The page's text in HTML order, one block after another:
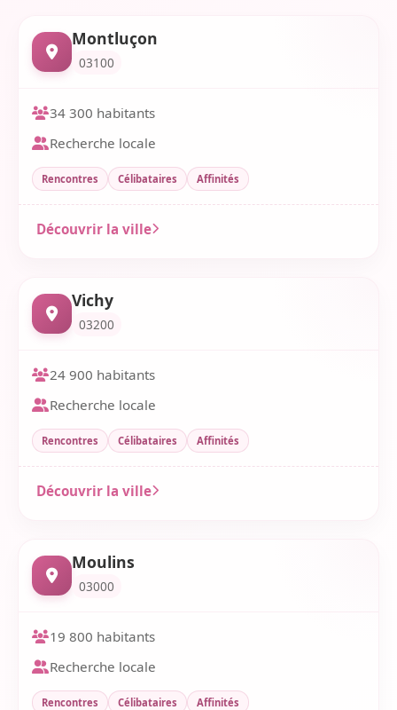
Montluçon
03100
34 300 habitants
Recherche locale
Rencontres Célibataires Affinités
Découvrir la ville
Vichy
03200
24 900 habitants
Recherche locale
Rencontres Célibataires Affinités
Découvrir la ville
Moulins
03000
19 800 habitants
Recherche locale
Rencontres Célibataires Affinités